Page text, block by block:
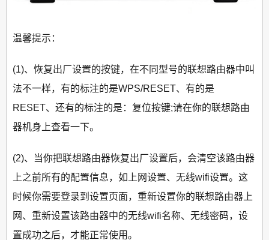
温馨提示：
(1)、恢复出厂设置的按键，在不同型号的联想路由器中叫
法不一样，有的标注的是WPS/RESET、有的是
RESET、还有的标注的是：复位按键;请在你的联想路由
器机身上查看一下。
(2)、当你把联想路由器恢复出厂设置后，会清空该路由器
上之前所有的配置信息，如上网设置、无线wifi设置。这
时候你需要登录到设置页面，重新设置你的联想路由器上
网、重新设置该路由器中的无线wifi名称、无线密码，设
置成功之后，才能正常使用。